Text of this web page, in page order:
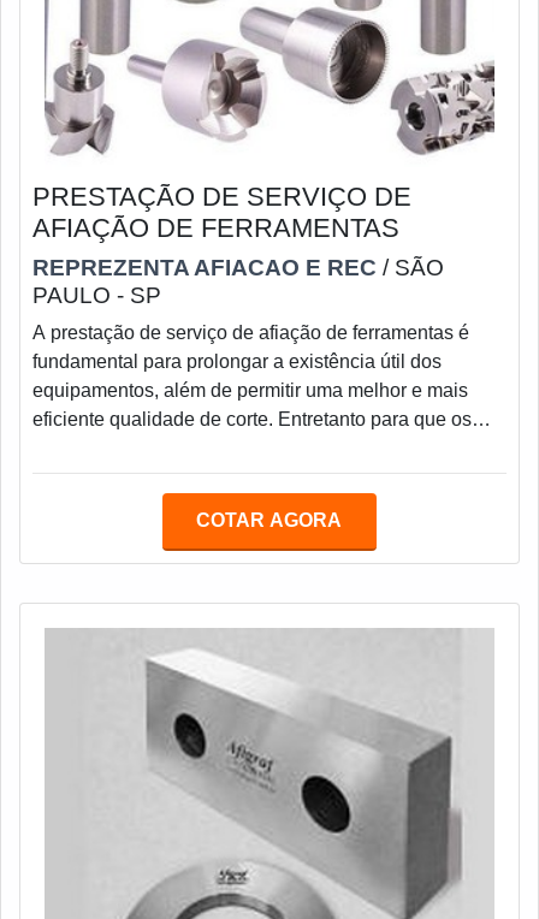
PRESTAÇÃO DE SERVIÇO DE
AFIAÇÃO DE FERRAMENTAS
REPREZENTA AFIACAO E REC / SÃO
PAULO - SP
A prestação de serviço de afiação de ferramentas é
fundamental para prolongar a existência útil dos
equipamentos, além de permitir uma melhor e mais
eficiente qualidade de corte. Entretanto para que os
analisar a forma em que a faca opera no equipamento
Planicidade; Batimento; Rugosidade necessária.A
COTAR AGORA